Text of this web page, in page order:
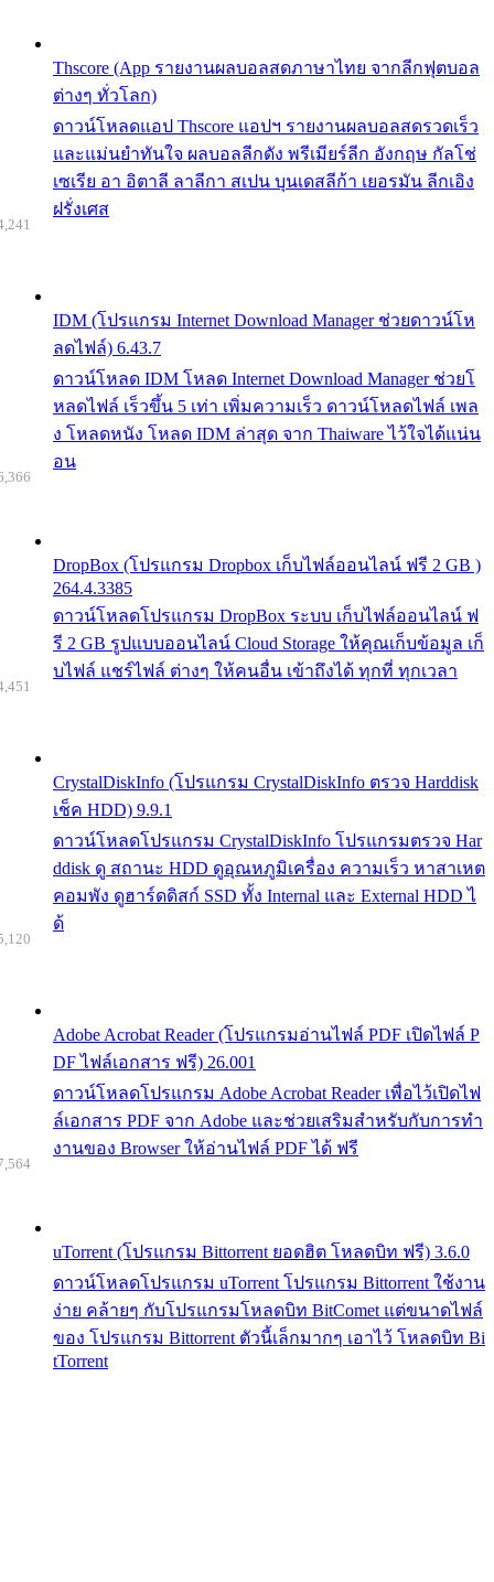
Thscore (App รายงานผลบอลสดภาษาไทย จากลีกฟุตบอล
ต่างๆ ทั่วโลก)
ดาวน์โหลดแอป Thscore แอปฯ รายงานผลบอลสดรวดเร็ว
และแม่นยำทันใจ ผลบอลลีกดัง พรีเมียร์ลีก อังกฤษ กัลโช่
เซเรีย อา อิตาลี ลาลีกา สเปน บุนเดสลีก้า เยอรมัน ลีกเอิง
ฝรั่งเศส
IDM (โปรแกรม Internet Download Manager ช่วยดาวน์โห
ลดไฟล์) 6.43.7
ดาวน์โหลด IDM โหลด Internet Download Manager ช่วยโ
หลดไฟล์ เร็วขึ้น 5 เท่า เพิ่มความเร็ว ดาวน์โหลดไฟล์ เพล
ง โหลดหนัง โหลด IDM ล่าสุด จาก Thaiware ไว้ใจได้แน่น
อน
DropBox (โปรแกรม Dropbox เก็บไฟล์ออนไลน์ ฟรี 2 GB )
264.4.3385
ดาวน์โหลดโปรแกรม DropBox ระบบ เก็บไฟล์ออนไลน์ ฟ
รี 2 GB รูปแบบออนไลน์ Cloud Storage ให้คุณเก็บข้อมูล เก็
บไฟล์ แชร์ไฟล์ ต่างๆ ให้คนอื่น เข้าถึงได้ ทุกที่ ทุกเวลา
CrystalDiskInfo (โปรแกรม CrystalDiskInfo ตรวจ Harddisk
เช็ค HDD) 9.9.1
ดาวน์โหลดโปรแกรม CrystalDiskInfo โปรแกรมตรวจ Har
ddisk ดู สถานะ HDD ดูอุณหภูมิเครื่อง ความเร็ว หาสาเหต
คอมพัง ดูฮาร์ดดิสก์ SSD ทั้ง Internal และ External HDD ไ
ด้
Adobe Acrobat Reader (โปรแกรมอ่านไฟล์ PDF เปิดไฟล์ P
DF ไฟล์เอกสาร ฟรี) 26.001
ดาวน์โหลดโปรแกรม Adobe Acrobat Reader เพื่อไว้เปิดไฟ
ล์เอกสาร PDF จาก Adobe และช่วยเสริมสำหรับกับการทำ
งานของ Browser ให้อ่านไฟล์ PDF ได้ ฟรี
uTorrent (โปรแกรม Bittorrent ยอดฮิต โหลดบิท ฟรี) 3.6.0
ดาวน์โหลดโปรแกรม uTorrent โปรแกรม Bittorrent ใช้งาน
ง่าย คล้ายๆ กับโปรแกรมโหลดบิท BitComet แต่ขนาดไฟล์
ของ โปรแกรม Bittorrent ตัวนี้เล็กมากๆ เอาไว้ โหลดบิท Bi
tTorrent